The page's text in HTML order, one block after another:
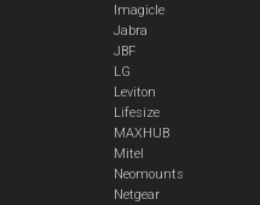
Imagicle
Jabra
JBF
LG
Leviton
Lifesize
MAXHUB
Mitel
Neomounts
Netgear